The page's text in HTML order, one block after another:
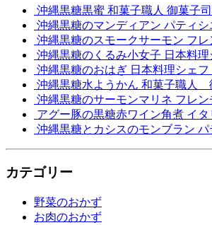
沖縄黒糖黒蜜 和菓子職人 御菓子
沖縄黒糖のマンディアン パティ
沖縄黒糖のスモークサーモン フ
沖縄黒糖のくるみ小女子 日本料
沖縄黒糖のおはぎ 日本料理シェ
沖縄黒糖水ようかん 和菓子職人
沖縄黒糖のサーモンマリネ フレ
アグー豚の黒糖赤ワイン角煮 イ
沖縄黒糖とカシスのモンブラン パ
カテゴリー
野菜のおかず
お肉のおかず